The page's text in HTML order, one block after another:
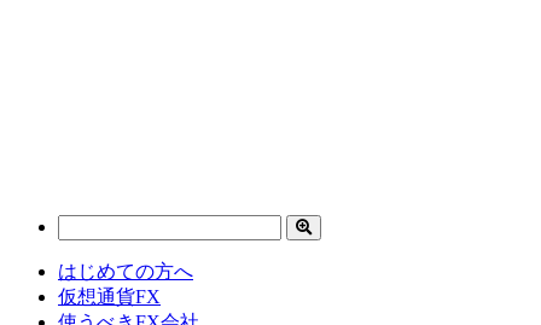
はじめての方へ
仮想通貨FX